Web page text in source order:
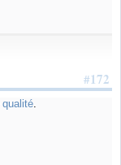
#172
qualité.